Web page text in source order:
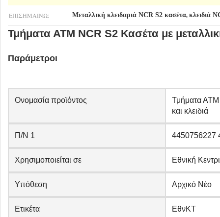
ΕΠΙΣΗΜΑΊΝΩ: Μεταλλική κλειδαριά NCR S2 κασέτα, κλειδιά
Τμήματα ΑΤΜ NCR S2 Κασέτα με
Παράμετροι
Ονομασία προϊόντος
Τμήματα ΑΤΜ
και κλειδιά
Π/Ν 1 4450756227
Χρησιμοποιείται σε Εθνική
Υπόθεση Αρχικό Νέο
Ετικέτα ΕθνΚΤ